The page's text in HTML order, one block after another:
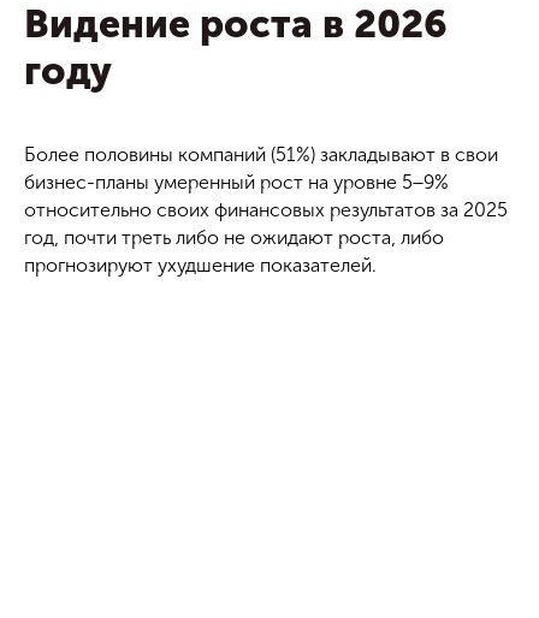
Видение роста в 2026
году
Более половины компаний (51%) закладывают в свои
бизнес-планы умеренный рост на уровне 5−9%
относительно своих финансовых результатов за 2025
год, почти треть либо не ожидают роста, либо
прогнозируют ухудшение показателей.